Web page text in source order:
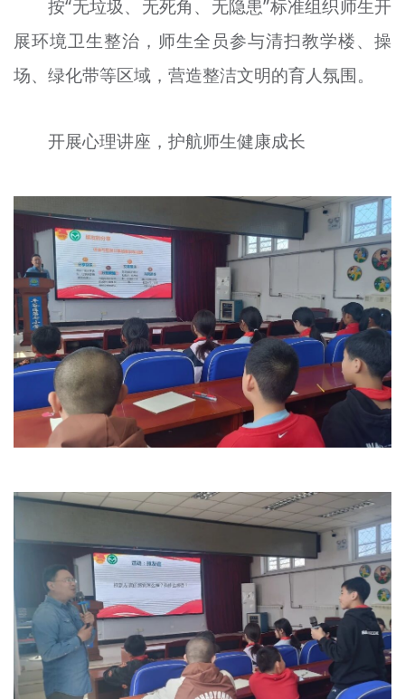
按“无垃圾、无死角、无隐患”标准组织师生开
展环境卫生整治，师生全员参与清扫教学楼、操
场、绿化带等区域，营造整洁文明的育人氛围。
开展心理讲座，护航师生健康成长